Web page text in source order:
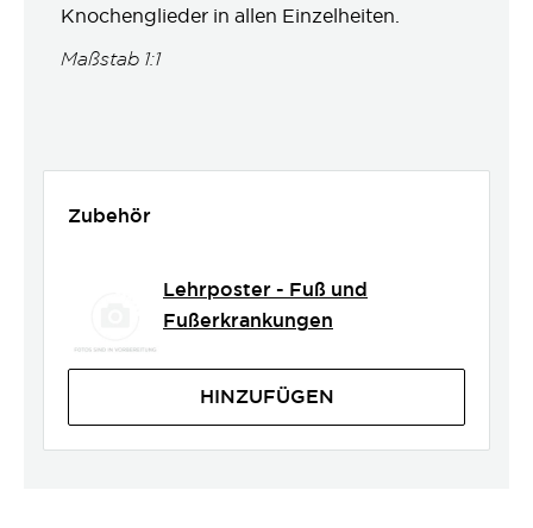
Knochenglieder in allen Einzelheiten.
Maßstab 1:1
Zubehör
Lehrposter - Fuß und
Fußerkrankungen
HINZUFÜGEN